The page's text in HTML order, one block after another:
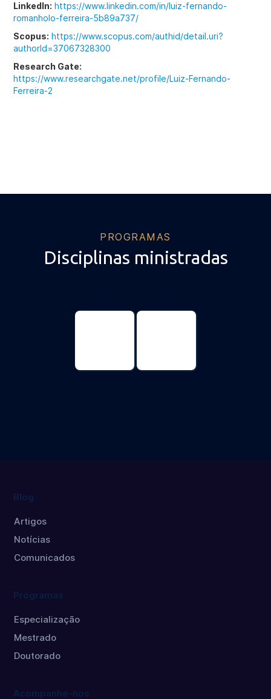
LinkedIn: https://www.linkedin.com/in/luiz-fernando-
romanholo-ferreira-5b89a737/
Scopus: https://www.scopus.com/authid/detail.uri?
authorId=37067328300
Research Gate:
https://www.researchgate.net/profile/Luiz-Fernando-
Ferreira-2
PROGRAMAS
Disciplinas ministradas
Blog
Artigos
Notícias
Comunicados
Programas
Especialização
Mestrado
Doutorado
Acompanhe-nos